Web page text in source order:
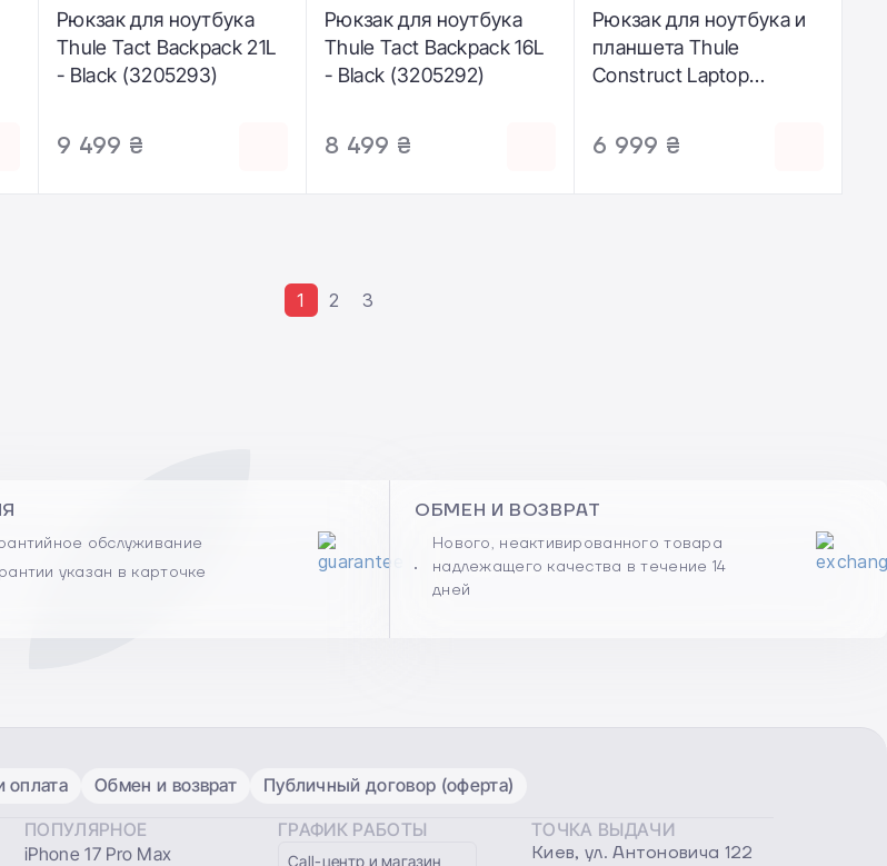
Рюкзак для ноутбука
Thule Tact Backpack 21L
- Black (3205293)
9 499 ₴
Рюкзак для ноутбука
Thule Tact Backpack 16L
- Black (3205292)
8 499 ₴
Рюкзак для ноутбука и
планшета Thule
Construct Laptop
6 999 ₴
1 2 3
обслуживание
указан в карточке
ОБМЕН И ВОЗВРАТ
Нового, неактивированного товара
надлежащего качества в течение 14
дней
оплата Обмен и возврат Публичный договор (оферта)
ПОПУЛЯРНОЕ
iPhone 17 Pro Max
ГРАФИК РАБОТЫ
Сall-центр и магазин
ТОЧКА ВЫДАЧИ
Киев, ул. Антоновича 122